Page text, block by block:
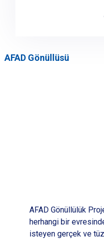
AFAD Gönüllüsü
AFAD Gönüllülük
herhangi bir
isteyen gerçek ve